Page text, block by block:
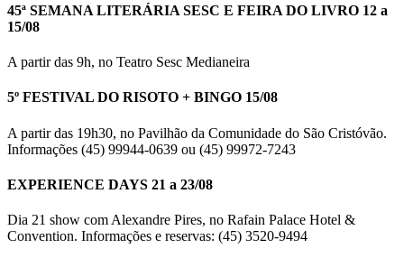
45ª SEMANA LITERÁRIA SESC E FEIRA DO LIVRO 12 a
15/08
A partir das 9h, no Teatro Sesc Medianeira
5º FESTIVAL DO RISOTO + BINGO 15/08
A partir das 19h30, no Pavilhão da Comunidade do São Cristóvão.
Informações (45) 99944-0639 ou (45) 99972-7243
EXPERIENCE DAYS 21 a 23/08
Dia 21 show com Alexandre Pires, no Rafain Palace Hotel &
Convention. Informações e reservas: (45) 3520-9494